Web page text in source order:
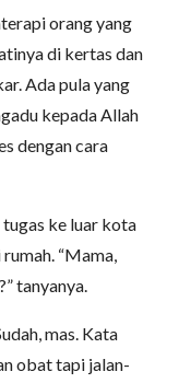
orang yang
di kertas dan
Ada pula yang
kepada Allah
dengan cara
tugas ke luar kota
“Mama,
tanyanya.
mas. Kata
obat tapi jalan-